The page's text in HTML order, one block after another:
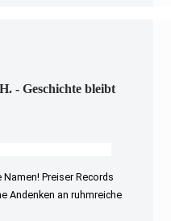
- Geschichte bleibt
Preiser Records
Andenken an ruhmreiche